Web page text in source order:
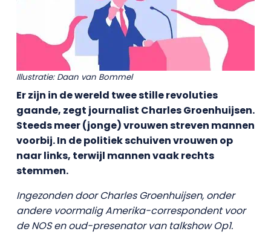
Illustratie: Daan van Bommel
Er zijn in de wereld twee stille revoluties
gaande, zegt journalist Charles Groenhuijsen.
Steeds meer (jonge) vrouwen streven mannen
voorbij. In de politiek schuiven vrouwen op
naar links, terwijl mannen vaak rechts
stemmen.
Ingezonden door Charles Groenhuijsen, onder
andere voormalig Amerika-correspondent voor
de NOS en oud-presenator van talkshow Op1.